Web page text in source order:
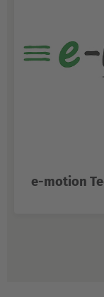
e-motion